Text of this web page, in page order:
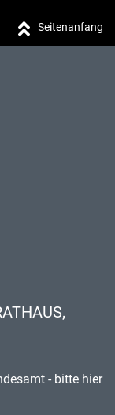
Seitenanfang
- bitte hier